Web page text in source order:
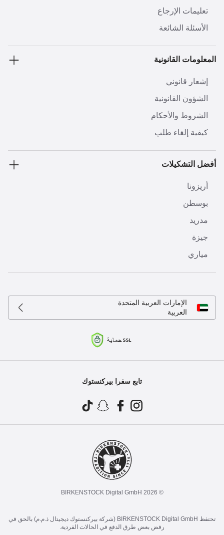
تعليمات الإرجاع
الأسئلة الشائعة
المعلومات القانونية
إشعار قانوني
الشؤون القانونية
الشروط والأحكام
كيفية إلغاء طلب
أفضل التشكيلات
أريزونا
بوسطن
مدريد
جيزة
مياري
الإمارات العربية المتحدة
العربية
تابع سفرا بيركنستوك
© 2026 BIRKENSTOCK Digital GmbH
تحتفظ BIRKENSTOCK Digital GmbH (شركة بيركنستوك ديجيتال ذ.م.م) بالحق في
رفض بعض طرق الدفع في الحالات الفردية.